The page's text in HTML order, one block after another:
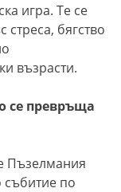
игра. Те се
бягство
възрасти.
се превръща
Пъзелмания
събитие по